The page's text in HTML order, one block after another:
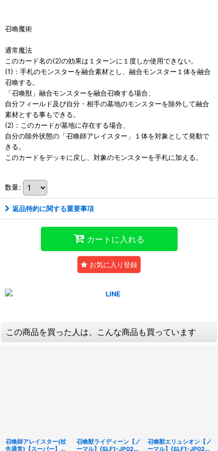
召喚魔術
通常魔法
このカード名の(2)の効果は１ターンに１度しか使用できない。
(1)：手札のモンスターを融合素材とし、融合モンスター１体を融合
召喚する。
「召喚獣」融合モンスターを融合召喚する場合、
自分フィールド及び自分・相手の墓地のモンスターを除外して融合
素材とする事もできる。
(2)：このカードが墓地に存在する場合、
自分の除外状態の「召喚師アレイスター」１体を対象として発動で
きる。
このカードをデッキに戻し、対象のモンスターを手札に加える。
数量:
返品特約に関する重要事項
カートに入れる
お気に入り登録
この商品を買った人は、こんな商品も買っています
召喚師アレイスター(杖
先通常)【スーパー】
召喚獣ライディーン【ノ
ーマル】{SLF1-JP023}
召喚獣エリュシオン【ノ
ーマル】{SLF1-JP028}